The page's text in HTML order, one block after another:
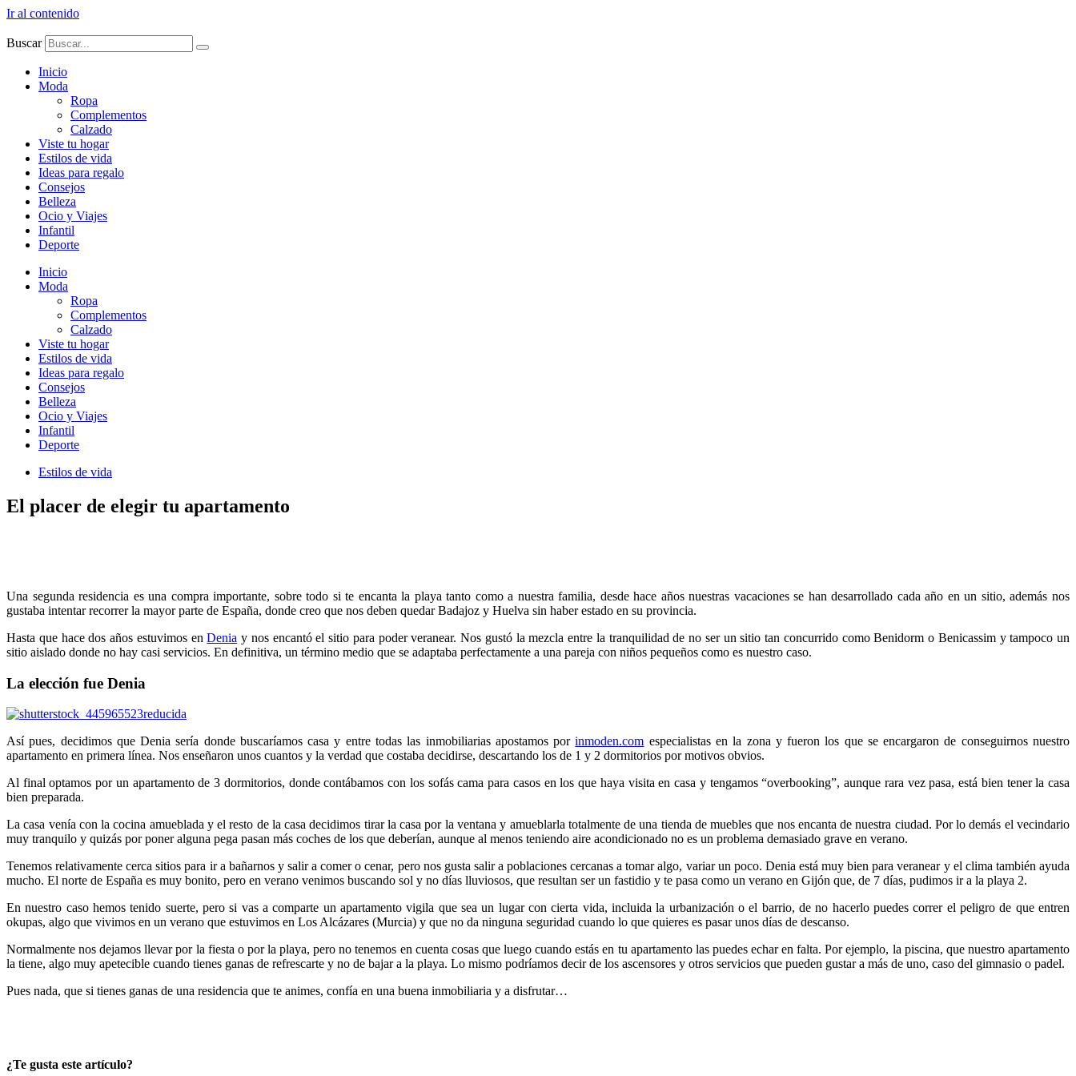
Ir al contenido
Buscar
Inicio
Moda
Ropa
Complementos
Calzado
Viste tu hogar
Estilos de vida
Ideas para regalo
Consejos
Belleza
Ocio y Viajes
Infantil
Deporte
Inicio
Moda
Ropa
Complementos
Calzado
Viste tu hogar
Estilos de vida
Ideas para regalo
Consejos
Belleza
Ocio y Viajes
Infantil
Deporte
Estilos de vida
El placer de elegir tu apartamento
Una segunda residencia es una compra importante, sobre todo si te encanta la playa tanto como a nuestra familia, desde hace años nuestras vacaciones se han desarrollado cada año en un sitio, además nos
gustaba intentar recorrer la mayor parte de España, donde creo que nos deben quedar Badajoz y Huelva sin haber estado en su provincia.
Hasta que hace dos años estuvimos enDenia y nos encantó el sitio para poder veranear. Nos gustó la mezcla entre la tranquilidad de no ser un sitio tan concurrido como Benidorm o Benicassim y tampoco un
sitio aislado donde no hay casi servicios. En definitiva, un término medio que se adaptaba perfectamente a una pareja con niños pequeños como es nuestro caso.
La elección fue Denia
Así pues, decidimos que Denia sería donde buscaríamos casa y entre todas las inmobiliarias apostamos porinmoden.com especialistas en la zona y fueron los que se encargaron de conseguirnos nuestro
apartamento en primera línea. Nos enseñaron unos cuantos y la verdad que costaba decidirse, descartando los de 1 y 2 dormitorios por motivos obvios.
Al final optamos por un apartamento de 3 dormitorios, donde contábamos con los sofás cama para casos en los que haya visita en casa y tengamos “overbooking”, aunque rara vez pasa, está bien tener la casa
bien preparada.
La casa venía con la cocina amueblada y el resto de la casa decidimos tirar la casa por la ventana y amueblarla totalmente de una tienda de muebles que nos encanta de nuestra ciudad. Por lo demás el vecindario
muy tranquilo y quizás por poner alguna pega pasan más coches de los que deberían, aunque al menos teniendo aire acondicionado no es un problema demasiado grave en verano.
Tenemos relativamente cerca sitios para ir a bañarnos y salir a comer o cenar, pero nos gusta salir a poblaciones cercanas a tomar algo, variar un poco. Denia está muy bien para veranear y el clima también ayuda
mucho. El norte de España es muy bonito, pero en verano venimos buscando sol y no días lluviosos, que resultan ser un fastidio y te pasa como un verano en Gijón que, de 7 días, pudimos ir a la playa 2.
En nuestro caso hemos tenido suerte, pero si vas a comparte un apartamento vigila que sea un lugar con cierta vida, incluida la urbanización o el barrio, de no hacerlo puedes correr el peligro de que entren
okupas, algo que vivimos en un verano que estuvimos en Los Alcázares (Murcia) y que no da ninguna seguridad cuando lo que quieres es pasar unos días de descanso.
Normalmente nos dejamos llevar por la fiesta o por la playa, pero no tenemos en cuenta cosas que luego cuando estás en tu apartamento las puedes echar en falta. Por ejemplo, la piscina, que nuestro apartamento
la tiene, algo muy apetecible cuando tienes ganas de refrescarte y no de bajar a la playa. Lo mismo podríamos decir de los ascensores y otros servicios que pueden gustar a más de uno, caso del gimnasio o padel.
Pues nada, que si tienes ganas de una residencia que te animes, confía en una buena inmobiliaria y a disfrutar…
¿Te gusta este artículo?